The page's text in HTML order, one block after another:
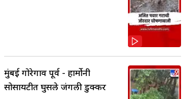
मुंबई गोरेगाव पूर्व - हार्मोनी
सोसायटीत घुसले जंगली डुक्कर